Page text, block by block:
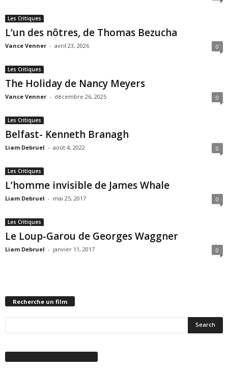
Les Critiques
L’un des nôtres, de Thomas Bezucha
Vance Venner - avril 23, 2026 0
Les Critiques
The Holiday de Nancy Meyers
Vance Venner - décembre 26, 2025 0
Les Critiques
Belfast- Kenneth Branagh
Liam Debruel - août 4, 2022 0
Les Critiques
L’homme invisible de James Whale
Liam Debruel - mai 25, 2017 0
Les Critiques
Le Loup-Garou de Georges Waggner
Liam Debruel - janvier 11, 2017 0
Recherche un film